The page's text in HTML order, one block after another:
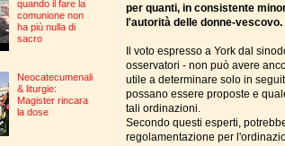
per quanti, in consistente
l'autorità delle donne-vescovo.
Il voto espresso a York dal
osservatori - non può avere
utile a determinare solo in
possano essere proposte e
tali ordinazioni.
Secondo questi esperti,
regolamentazione per
quando il fare la
comunione non
ha più nulla di
sacro
Neocatecumenali
& liturgie:
Magister rincara
la dose